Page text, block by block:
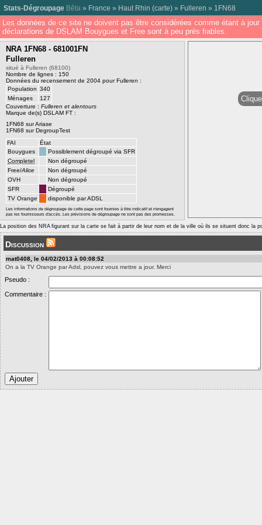
Stats-Dégroupage Bêta » France » Haut Rhin (carte) » Fulleren » 1FN68
Les données de ce site ne doivent pas être considérées comme étant à
déclarations de DSLAM Bouygues et Free sont à peu près fiables.
NRA 1FN68 - 681001FN
Fulleren
situé à Fulleren (68100)
Nombre de lignes : 150
Données du recensement de 2004 pour Fulleren :
Population 340
Ménages
127
Couverture : Fulleren et alentours
Marque de(s) DSLAM FT :
1FN68 sur Ariase
1FN68 sur DegroupTest
FAI
État
Bouygues
Possiblement dégroupé via SFR
Completel
Non dégroupé
Free/Alice
Non dégroupé
OVH
Non dégroupé
SFR
Dégroupé
TV Orange
disponible par ADSL
Les informations de dégroupage de cette page sont fournies à titre indicatif et n'engagent
pas les fournisseurs d'accès. Les prévisions de dégroupage ne sont pas des promesses.
La position des NRA figurant sur la carte se fait à partir de leur nom et de la ville où ils se situent donc la
Discussion
mat0408, le 04/02/2013 à 00:08:52
On a la TV Orange par Adsl, pouvez vous mettre a jour. Merci
Pseudo :
Commentaire :